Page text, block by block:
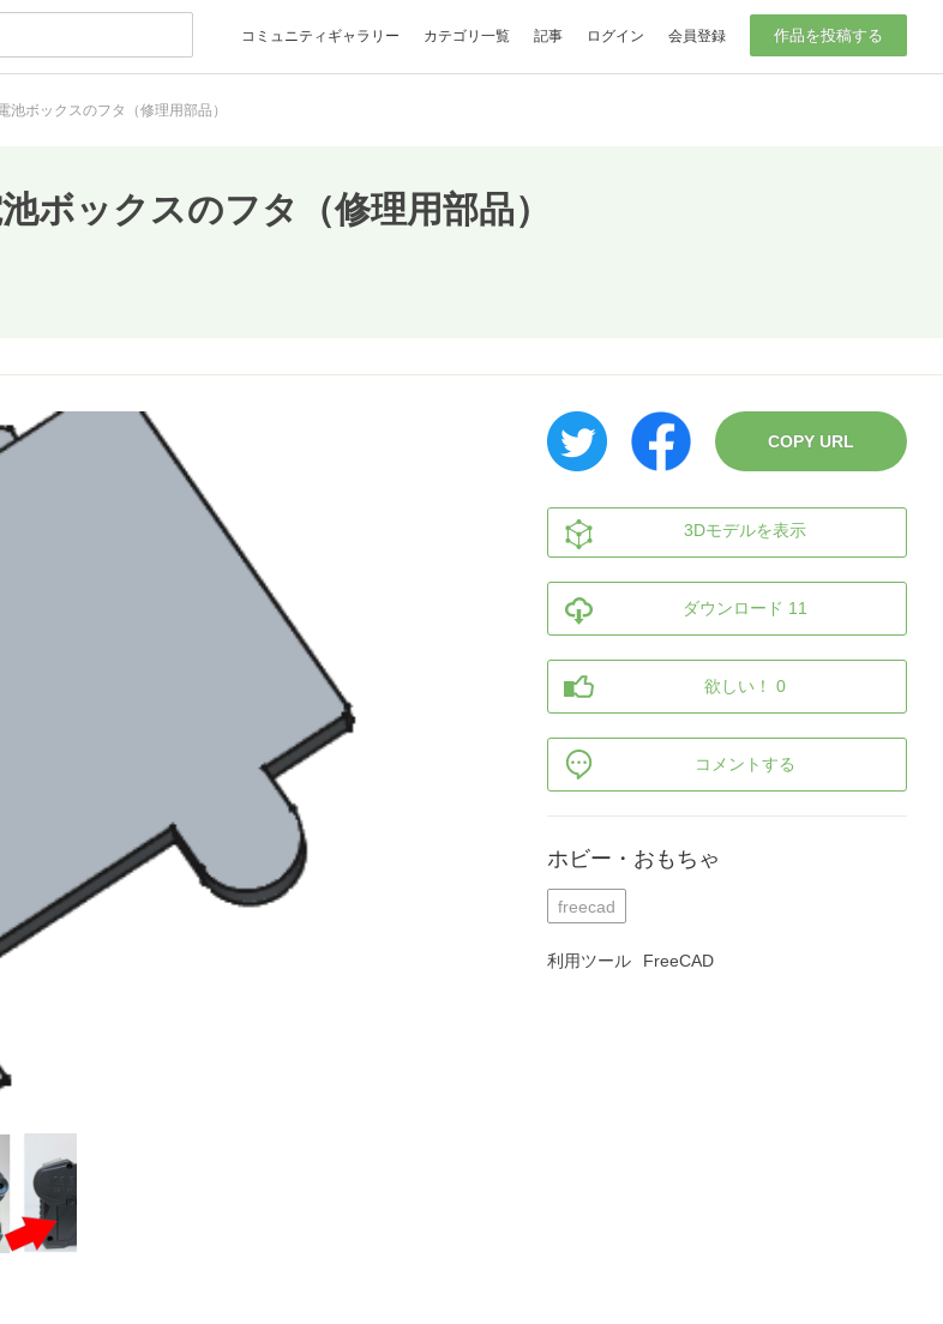
コミュニティギャラリー カテゴリ一覧 記事 ログイン 会員登録 作品を投稿する
池ボックスのフタ（修理用部品）
ボックスのフタ（修理用部品）
COPY URL
3Dモデルを表示
ダウンロード 11
欲しい！ 0
コメントする
ホビー・おもちゃ
freecad
利用ツール FreeCAD